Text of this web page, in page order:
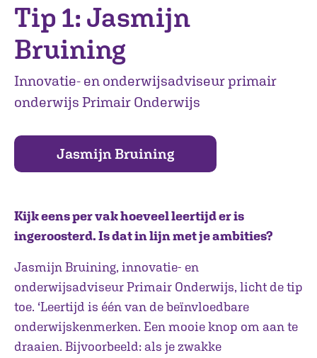
Tip 1: Jasmijn
Bruining
Innovatie- en onderwijsadviseur primair
onderwijs Primair Onderwijs
Jasmijn Bruining
Kijk eens per vak hoeveel leertijd er is
ingeroosterd. Is dat in lijn met je ambities?
Jasmijn Bruining, innovatie- en
onderwijsadviseur Primair Onderwijs, licht de tip
toe. ‘Leertijd is één van de beïnvloedbare
onderwijskenmerken. Een mooie knop om aan te
draaien. Bijvoorbeeld: als je zwakke